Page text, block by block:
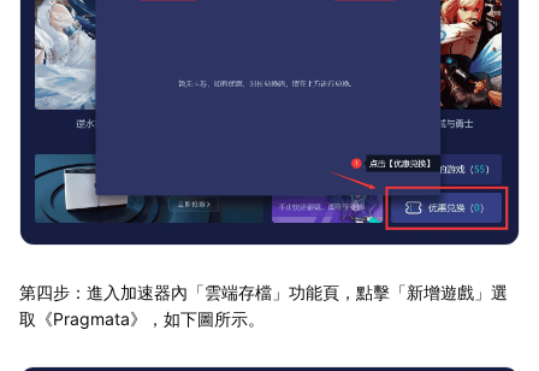
第四步：進入加速器內「雲端存檔」功能頁，點擊「新增遊戲」選
取《Pragmata》，如下圖所示。